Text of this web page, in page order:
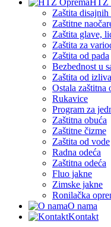
HTZ
Zaštita disajnih
Zaštitne
Zaštita glave,
Zaštita za
Zaštita od pada
Bezbednost u
Zaštita od
Ostala zaštitna
Rukavice
Program za
Zaštitna obuća
Zaštitne čizme
Zaštita od vode
Radna odeća
Zaštitna odeća
Fluo jakne
Zimske jakne
Ronilačka
O nama
Kontakt